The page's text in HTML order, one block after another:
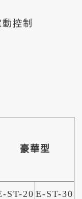
控制
豪華型
ST-20 E-ST-30